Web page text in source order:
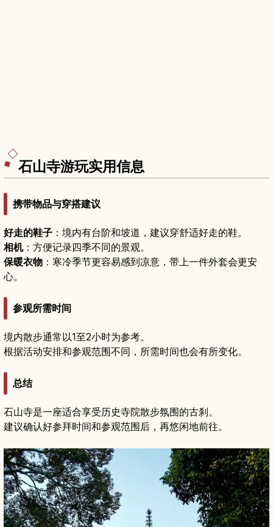
石山寺游玩实用信息
携带物品与穿搭建议
好走的鞋子 ：境内有台阶和坡道，建议穿舒适好走的鞋。
相机：方便记录四季不同的景观。
保暖衣物 ：寒冷季节更容易感到凉意，带上一件外套会更安
心。
参观所需时间
境内散步通常以1至2小时为参考。
根据活动安排和参观范围不同，所需时间也会有所变化。
总结
石山寺是一座适合享受历史寺院散步氛围的古刹。
建议确认好参拜时间和参观范围后，再悠闲地前往。